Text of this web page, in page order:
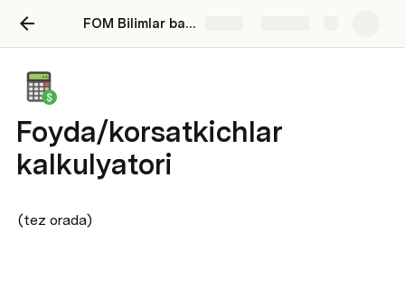
FOM Bilimlar bazasi
Foyda/korsatkichlar
kalkulyatori
(tez orada)